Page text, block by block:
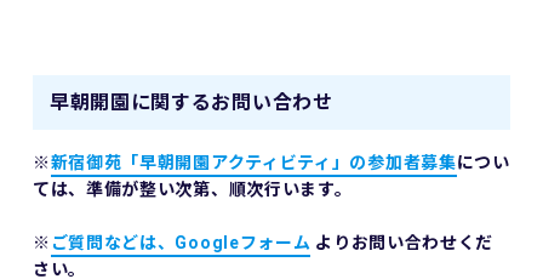
早朝開園に関するお問い合わせ
※新宿御苑「早朝開園アクティビティ」の参加者募集につい
ては、準備が整い次第、順次行います。
※ ご質問などは、Googleフォーム よりお問い合わせくだ
さい。